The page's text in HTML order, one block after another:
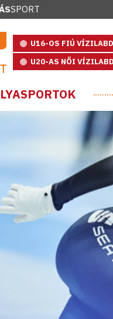
SPORT
U16-OS FIÚ
U20-AS NŐI